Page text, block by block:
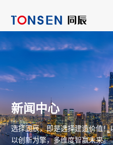
新闻中心
选择同辰，即是选择建造价值
以创新为擎，多维度智赢未来。